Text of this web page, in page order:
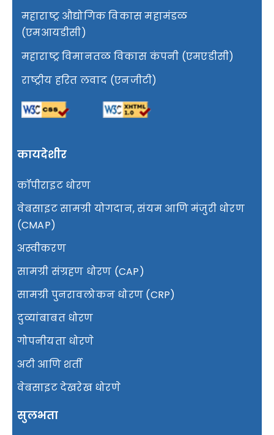
महाराष्ट्र औद्योगिक विकास महामंडळ
(एमआयडीसी)
महाराष्ट्र विमानतळ विकास कंपनी (एमएडीसी)
राष्ट्रीय हरित लवाद (एनजीटी)
कायदेशीर
कॉपीराइट धोरण
वेबसाइट सामग्री योगदान, संयम आणि मंजुरी धोरण
(CMAP)
अस्वीकरण
सामग्री संग्रहण धोरण (CAP)
सामग्री पुनरावलोकन धोरण (CRP)
दुव्यांबाबत धोरण
गोपनीयता धोरणे
अटी आणि शर्ती
वेबसाइट देखरेख धोरणे
सुलभता